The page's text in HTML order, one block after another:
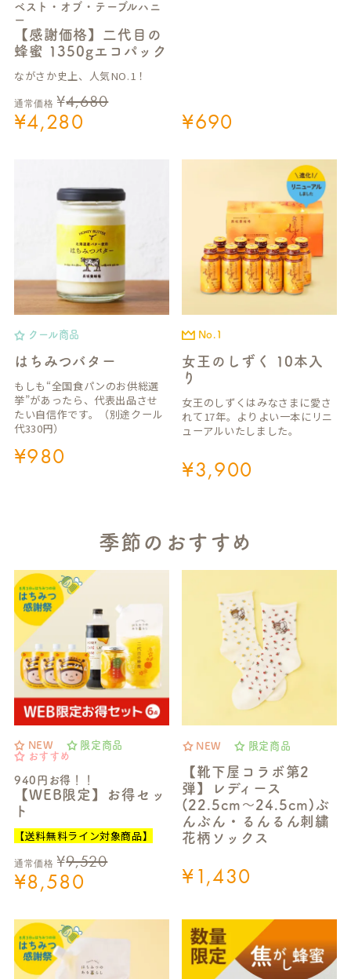
ベスト・オブ・テーブルハニ
ー
【感謝価格】二代目の
蜂蜜 1350gエコパック
ながさか史上、人気NO.1！
通常価格 ¥4,680
¥4,280 ¥690
クール商品
はちみつバター
もしも“全国食パンのお供総選
挙”があったら、代表出品させ
たい自信作です。（別途クール
代330円）
¥980
No.1
女王のしずく 10本入
り
女王のしずくはみなさまに愛さ
れて17年。よりよい一本にリニ
ューアルいたしました。
¥3,900
季節のおすすめ
NEW
限定商品
おすすめ
940円お得！！
【WEB限定】お得セッ
ト
【送料無料ライン対象商品】
通常価格 ¥9,520
¥8,580
NEW 限定商品
【靴下屋コラボ第2
弾】レディース
(22.5cm～24.5cm)ぶ
んぶん・るんるん刺繍
花柄ソックス
¥1,430